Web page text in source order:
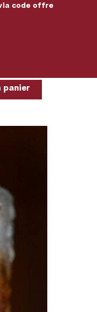
code offre
panier